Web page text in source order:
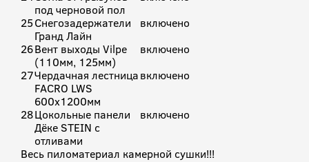
под черновой пол
25Снегозадержатели
Гранд Лайн
включено
26Вент выходы Vilpe
(110мм, 125мм)
включено
27Чердачная лестница
FACRO LWS
600х1200мм
включено
28Цокольные панели
Дёке STEIN с
отливами
включено
Весь пиломатериал камерной сушки!!!